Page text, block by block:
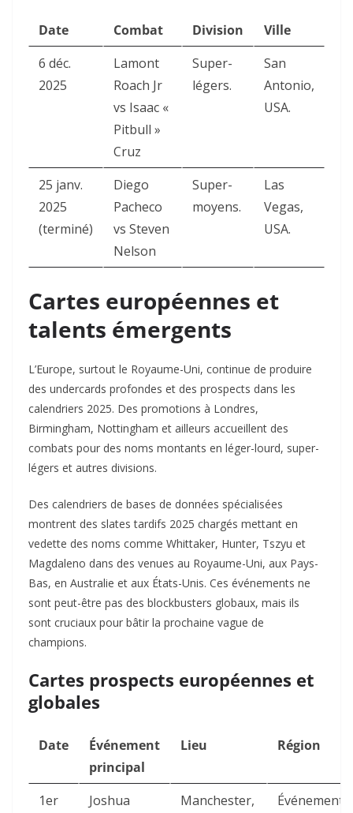
Date Combat Division
Ville
6 déc.
2025
Lamont
Roach Jr
vs Isaac «
Pitbull »
Cruz
Super-
légers.
San
Antonio,
USA.
25 janv.
2025
(terminé)
Diego
Pacheco
vs Steven
Nelson
Super-
moyens.
Las
Vegas,
USA.
Cartes européennes et
talents émergents
L’Europe, surtout le Royaume-Uni, continue de produire
des undercards profondes et des prospects dans les
calendriers 2025. Des promotions à Londres,
Birmingham, Nottingham et ailleurs accueillent des
combats pour des noms montants en léger-lourd, super-
légers et autres divisions.
Des calendriers de bases de données spécialisées
montrent des slates tardifs 2025 chargés mettant en
vedette des noms comme Whittaker, Hunter, Tszyu et
Magdaleno dans des venues au Royaume-Uni, aux Pays-
Bas, en Australie et aux États-Unis. Ces événements ne
sont peut-être pas des blockbusters globaux, mais ils
sont cruciaux pour bâtir la prochaine vague de
champions.
Cartes prospects européennes et
globales
Date
Événement
principal
Lieu Région
1er
Joshua
Manchester,
Événement